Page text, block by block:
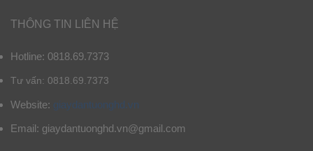
THÔNG TIN LIÊN HỆ
Hotline: 0818.69.7373
Tư vấn: 0818.69.7373
Website: giaydantuonghd.vn
Email: giaydantuonghd.vn@gmail.com